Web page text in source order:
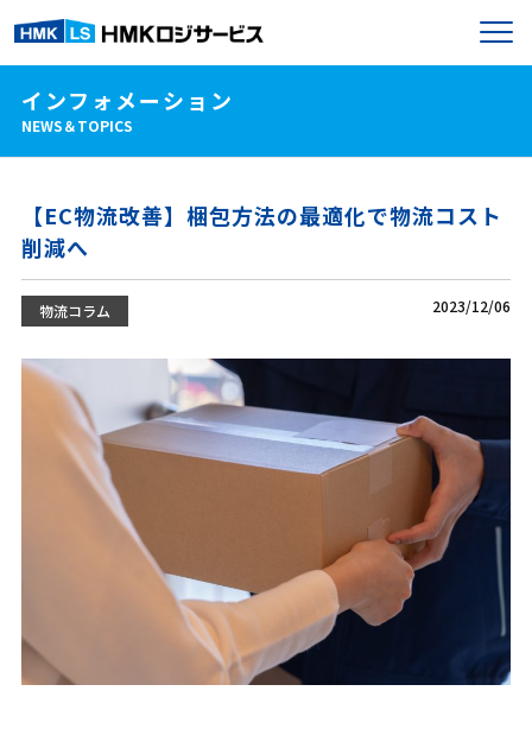
インフォメーション
NEWS＆TOPICS
【EC物流改善】梱包方法の最適化で物流コスト
削減へ
物流コラム 2023/12/06